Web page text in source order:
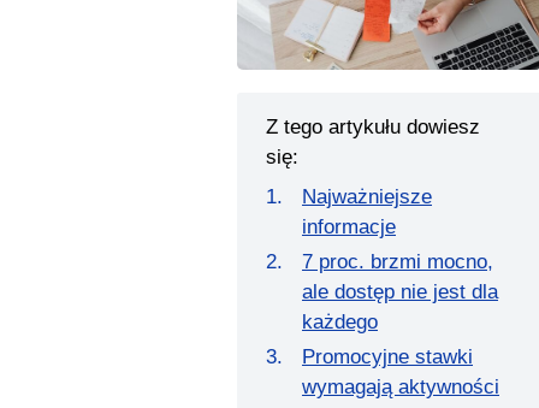
Z tego artykułu dowiesz
się:
Najważniejsze
informacje
7 proc. brzmi mocno,
ale dostęp nie jest dla
każdego
Promocyjne stawki
wymagają aktywności